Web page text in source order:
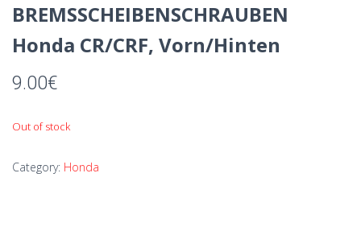
BREMSSCHEIBENSCHRAUBEN
Honda CR/CRF, Vorn/Hinten
9.00€
Out of stock
Category: Honda